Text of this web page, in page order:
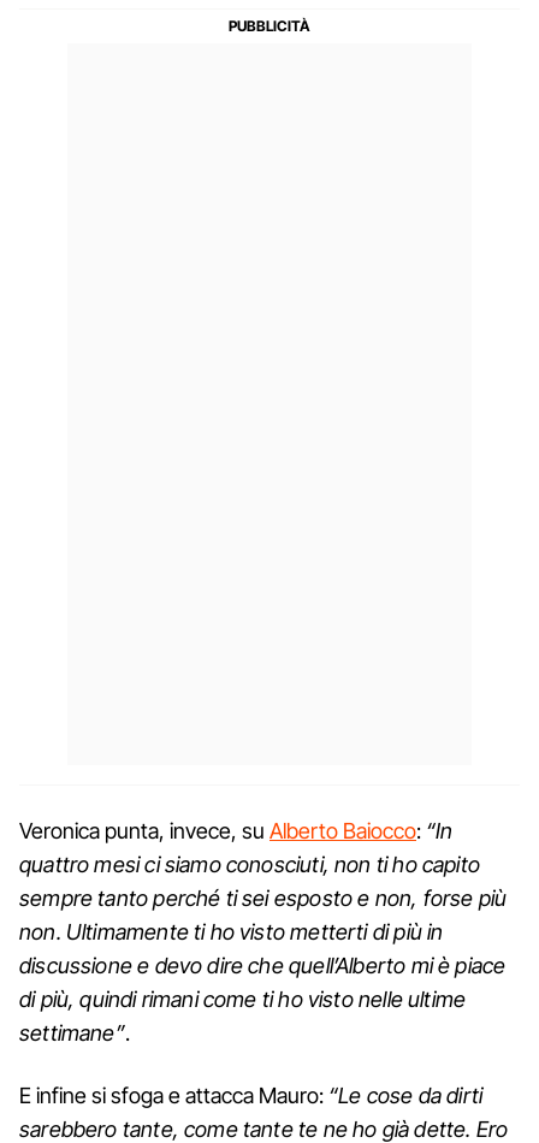
Veronica punta, invece, su Alberto Baiocco: “In
quattro mesi ci siamo conosciuti, non ti ho capito
sempre tanto perché ti sei esposto e non, forse più
non. Ultimamente ti ho visto metterti di più in
discussione e devo dire che quell’Alberto mi è piace
di più, quindi rimani come ti ho visto nelle ultime
settimane”.
E infine si sfoga e attacca Mauro: “Le cose da dirti
sarebbero tante, come tante te ne ho già dette. Ero